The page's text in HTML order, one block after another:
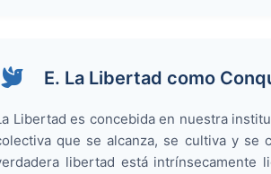
E. La Libertad como
Libertad es concebida en nuestra
que se alcanza, se cultiva y se
libertad está intrínsecamente